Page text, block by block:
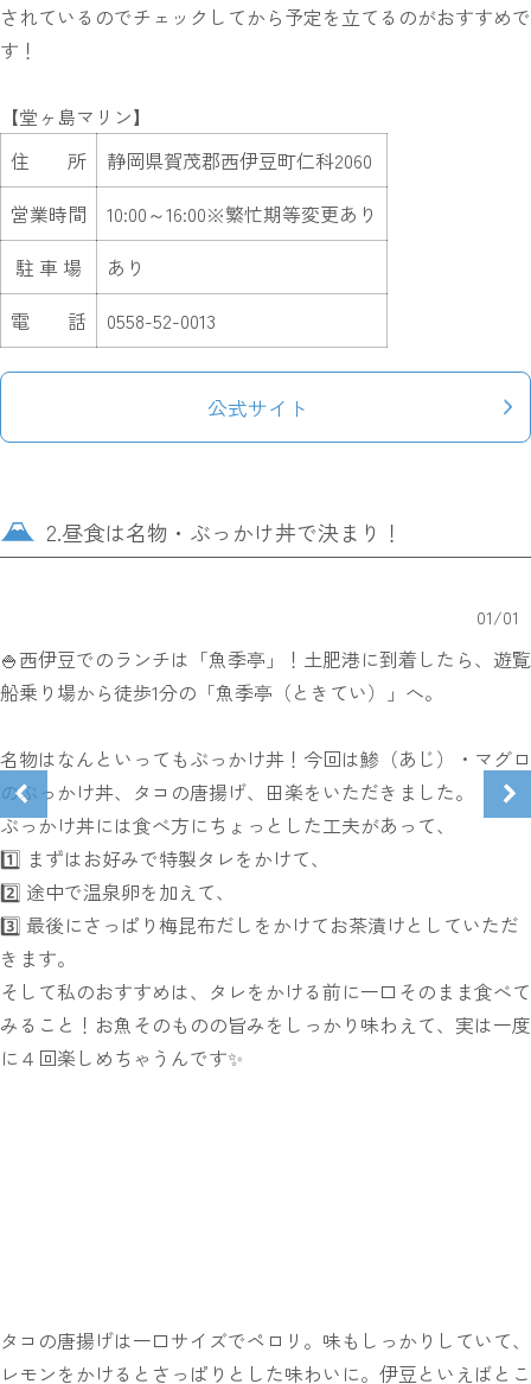
されているのでチェックしてから予定を立てるのがおすすめで
す！
【堂ヶ島マリン】
住 所
静岡県賀茂郡西伊豆町仁科2060
営業時間
10:00～16:00※繁忙期等変更あり
駐 車 場
あり
電 話
0558-52-0013
公式サイト
2.昼食は名物・ぶっかけ丼で決まり！
01/01
🍚西伊豆でのランチは「魚季亭」！土肥港に到着したら、遊覧
船乗り場から徒歩1分の「魚季亭（ときてい）」へ。
名物はなんといってもぶっかけ丼！今回は鯵（あじ）・マグロ
のぶっかけ丼、タコの唐揚げ、田楽をいただきました。
ぶっかけ丼には食べ方にちょっとした工夫があって、
1️⃣ まずはお好みで特製タレをかけて、
2️⃣ 途中で温泉卵を加えて、
3️⃣ 最後にさっぱり梅昆布だしをかけてお茶漬けとしていただ
きます。
そして私のおすすめは、タレをかける前に一口そのまま食べて
みること！お魚そのものの旨みをしっかり味わえて、実は一度
に４回楽しめちゃうんです✨
タコの唐揚げは一口サイズでペロリ。味もしっかりしていて、
レモンをかけるとさっぱりとした味わいに。伊豆といえばとこ